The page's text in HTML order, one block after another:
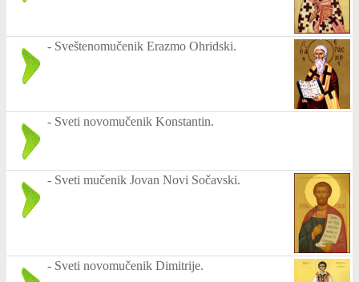
- Sveštenomučenik Erazmo Ohridski.
- Sveti novomučenik Konstantin.
- Sveti mučenik Jovan Novi Sočavski.
- Sveti novomučenik Dimitrije.